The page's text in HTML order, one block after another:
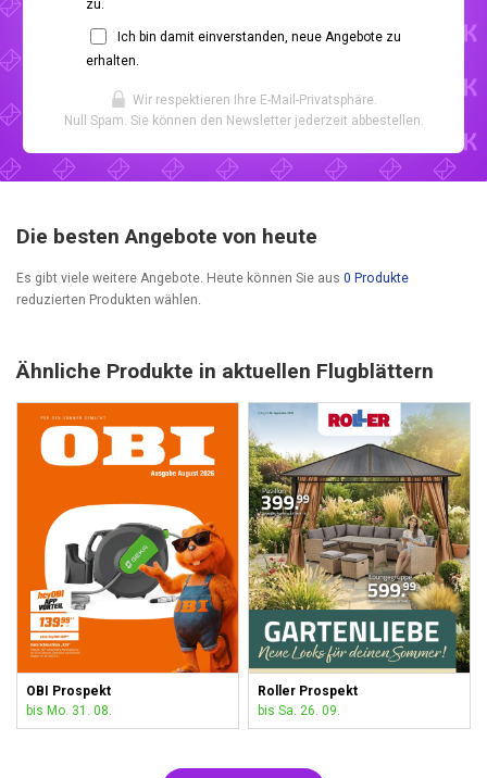
zu.
Ich bin damit einverstanden, neue Angebote zu
erhalten.
Wir respektieren Ihre E-Mail-Privatsphäre.
Null Spam. Sie können den Newsletter jederzeit abbestellen.
Die besten Angebote von heute
Es gibt viele weitere Angebote. Heute können Sie aus 0 Produkte
reduzierten Produkten wählen.
Ähnliche Produkte in aktuellen Flugblättern
OBI Prospekt
bis Mo. 31. 08.
Roller Prospekt
bis Sa. 26. 09.